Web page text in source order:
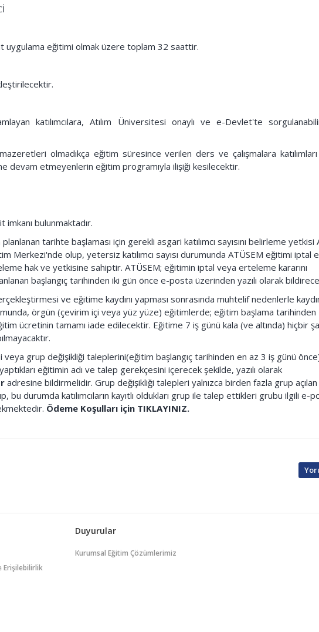
uygulama eğitimi olmak üzere toplam 32 saattir.
katılımcılara, Atılım Üniversitesi onaylı ve e-Devlet'te
mazeretleri olmadıkça eğitim süresince verilen ders ve çalışmalara
devam etmeyenlerin eğitim programıyla ilişiği kesilecektir.
bulunmaktadır.
tarihte başlaması için gerekli asgari katılımcı sayısını belirleme yetkisi
Merkezi'nde olup, yetersiz katılımcı sayısı durumunda ATÜSEM eğitimi iptal
hak ve yetkisine sahiptir. ATÜSEM; eğitimin iptal veya erteleme kararını
başlangıç tarihinden iki gün önce e-posta üzerinden yazılı olarak
ve eğitime kaydını yapması sonrasında muhtelif nedenlerle
örgün (çevirim içi veya yüz yüze) eğitimlerde; eğitim başlama tarihinden
ücretinin tamamı iade edilecektir. Eğitime 7 iş günü kala (ve altında) hiçbir
veya grup değişikliği taleplerini(eğitim başlangıç tarihinden en az 3 iş günü
eğitimin adı ve talep gerekçesini içerecek şekilde, yazılı olarak
adresine bildirmelidir. Grup değişikliği talepleri yalnızca birden fazla grup açılan
bu durumda katılımcıların kayıtlı oldukları grup ile talep ettikleri grubu ilgili e-
Ödeme Koşulları için TIKLAYINIZ.
Erişilebilirlik
Duyurular
Kurumsal Eğitim Çözümlerimiz